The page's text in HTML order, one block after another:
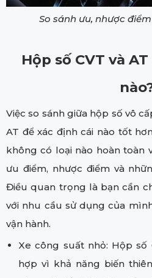
So sánh ưu, nhược
Hộp số CVT và
Việc so sánh giữa hộp số vô
AT để xác định cái nào tốt
không có loại nào hoàn toàn
ưu điểm, nhược điểm và
Điều quan trọng là bạn cần
với nhu cầu sử dụng của
vận hành.
Xe công suất nhỏ: Hộp
hợp vì khả năng biến